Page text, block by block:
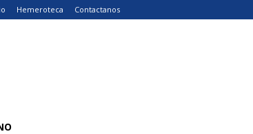
Hemeroteca Contactanos